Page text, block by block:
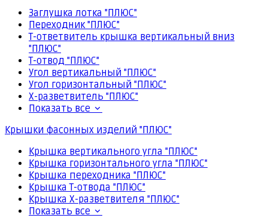
Заглушка лотка "ПЛЮС"
Переходник "ПЛЮС"
Т-ответвитель крышка вертикальный вниз
"ПЛЮС"
Т-отвод "ПЛЮС"
Угол вертикальный "ПЛЮС"
Угол горизонтальный "ПЛЮС"
Х-разветвитель "ПЛЮС"
Показать все
Крышки фасонных изделий "ПЛЮС"
Крышка вертикального угла "ПЛЮС"
Крышка горизонтального угла "ПЛЮС"
Крышка переходника "ПЛЮС"
Крышка Т-отвода "ПЛЮС"
Крышка Х-разветвителя "ПЛЮС"
Показать все